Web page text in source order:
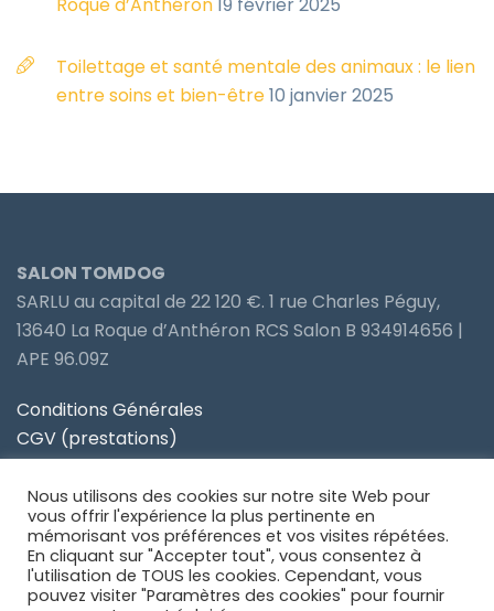
Toilettage et santé mentale des animaux : le lien
entre soins et bien-être10 janvier 2025
SALON TOMDOG
SARLU au capital de 22 120 €. 1 rue Charles Péguy,
13640 La Roque d’Anthéron RCS Salon B 934914656 |
APE 96.09Z
Conditions Générales
CGV (prestations)
Politique de confidentialité
Site partenaire Toiletteur Nos Avis
Site partenaire Anidom
Nous utilisons des cookies sur notre site Web pour
vous offrir l'expérience la plus pertinente en
mémorisant vos préférences et vos visites répétées.
En cliquant sur "Accepter tout", vous consentez à
l'utilisation de TOUS les cookies. Cependant, vous
pouvez visiter "Paramètres des cookies" pour fournir